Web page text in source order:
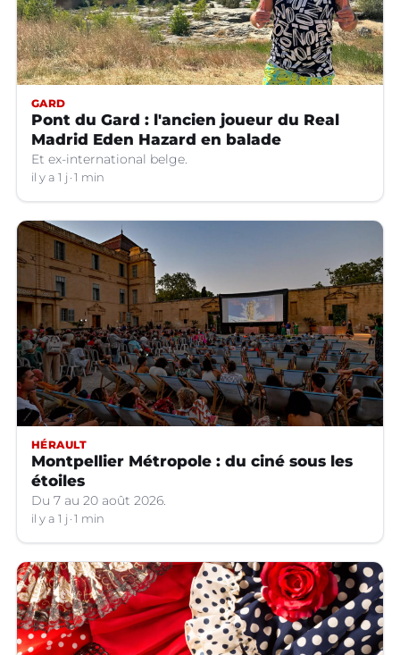
GARD
Pont du Gard : l'ancien joueur du Real
Madrid Eden Hazard en balade
Et ex-international belge.
il y a 1 j 1 min
HÉRAULT
Montpellier Métropole : du ciné sous les
étoiles
Du 7 au 20 août 2026.
il y a 1 j 1 min